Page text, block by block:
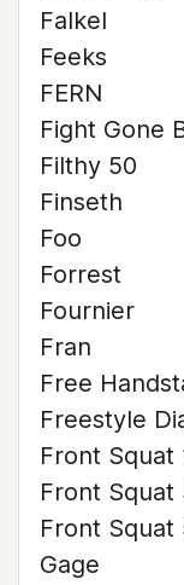
Falkel
Feeks
FERN
Fight Gone
Filthy 50
Finseth
Foo
Forrest
Fournier
Fran
Free
Freestyle
Front Squat
Front Squat
Front Squat
Gage